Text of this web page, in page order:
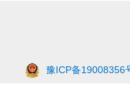
豫ICP备19008356